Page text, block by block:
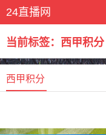
24直播网
当前标签：西甲积分
西甲积分